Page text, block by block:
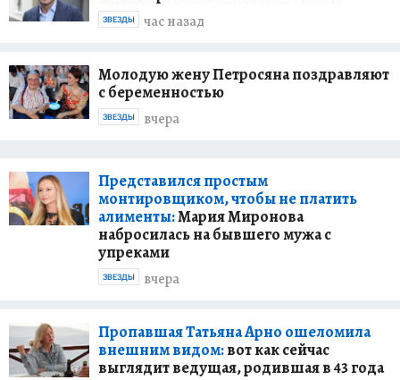
час назад
ЗВЕЗДЫ
Молодую жену Петросяна поздравляют
с беременностью
вчера
ЗВЕЗДЫ
Представился простым
монтировщиком, чтобы не платить
алименты:Мария Миронова
набросилась на бывшего мужа с
упреками
вчера
ЗВЕЗДЫ
Пропавшая Татьяна Арно ошеломила
внешним видом:вот как сейчас
выглядит ведущая, родившая в 43 года